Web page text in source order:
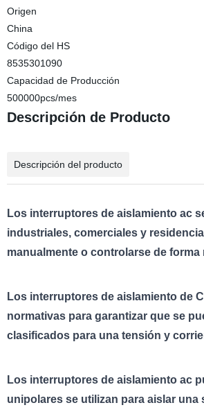
Origen
China
Código del HS
8535301090
Capacidad de Producción
500000pcs/mes
Descripción de Producto
Descripción del producto
Los interruptores de aislamiento ac
industriales, comerciales y
manualmente o controlarse de forma
Los interruptores de aislamiento de
normativas para garantizar que se
clasificados para una tensión y
Los interruptores de aislamiento ac
unipolares se utilizan para aislar